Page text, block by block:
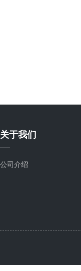
关于我们
公司介绍